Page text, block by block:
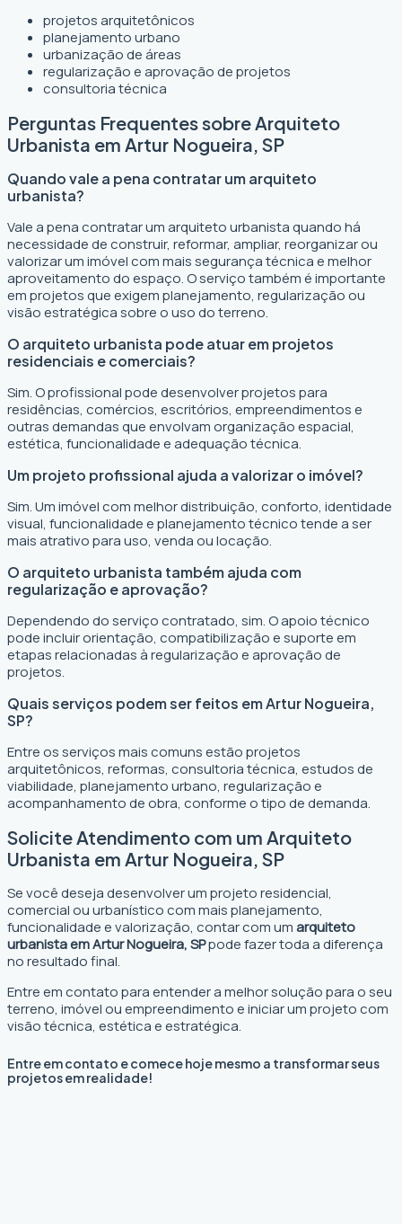
projetos arquitetônicos
planejamento urbano
urbanização de áreas
regularização e aprovação de projetos
consultoria técnica
Perguntas Frequentes sobre Arquiteto
Urbanista em Artur Nogueira, SP
Quando vale a pena contratar um arquiteto
urbanista?
Vale a pena contratar um arquiteto urbanista quando há
necessidade de construir, reformar, ampliar, reorganizar ou
valorizar um imóvel com mais segurança técnica e melhor
aproveitamento do espaço. O serviço também é importante
em projetos que exigem planejamento, regularização ou
visão estratégica sobre o uso do terreno.
O arquiteto urbanista pode atuar em projetos
residenciais e comerciais?
Sim. O profissional pode desenvolver projetos para
residências, comércios, escritórios, empreendimentos e
outras demandas que envolvam organização espacial,
estética, funcionalidade e adequação técnica.
Um projeto profissional ajuda a valorizar o imóvel?
Sim. Um imóvel com melhor distribuição, conforto, identidade
visual, funcionalidade e planejamento técnico tende a ser
mais atrativo para uso, venda ou locação.
O arquiteto urbanista também ajuda com
regularização e aprovação?
Dependendo do serviço contratado, sim. O apoio técnico
pode incluir orientação, compatibilização e suporte em
etapas relacionadas à regularização e aprovação de
projetos.
Quais serviços podem ser feitos em Artur Nogueira,
SP?
Entre os serviços mais comuns estão projetos
arquitetônicos, reformas, consultoria técnica, estudos de
viabilidade, planejamento urbano, regularização e
acompanhamento de obra, conforme o tipo de demanda.
Solicite Atendimento com um Arquiteto
Urbanista em Artur Nogueira, SP
Se você deseja desenvolver um projeto residencial,
comercial ou urbanístico com mais planejamento,
funcionalidade e valorização, contar com umarquiteto
urbanista em Artur Nogueira, SPpode fazer toda a diferença
no resultado final.
Entre em contato para entender a melhor solução para o seu
terreno, imóvel ou empreendimento e iniciar um projeto com
visão técnica, estética e estratégica.
Entre em contato e comece hoje mesmo a transformar seus
projetos em realidade!